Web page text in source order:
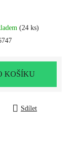
(24 ks)
KOŠÍKU
Sdílet